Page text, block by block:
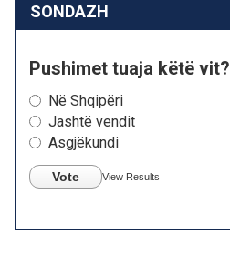
SONDAZH
Pushimet tuaja këtë vit?
Në Shqipëri
Jashtë vendit
Asgjëkundi
Vote View Results